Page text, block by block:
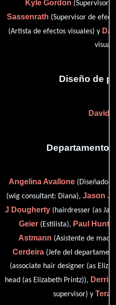
Kyle Gordon (Supervisor
Sassenrath (Supervisor de
(Artista de efectos visuales) y
Diseño de
David
Departamento
Angelina Avallone(Diseñador
(wig consultant: Diana), Jason J
J Dougherty (hairdresser (as
Geier (Estilista), Paul Huntley
Astmann (Asistente de
Cerdeira(Jefe del
(associate hair designer (as
head (as Elizabeth Printz)),
supervisor) y Tera